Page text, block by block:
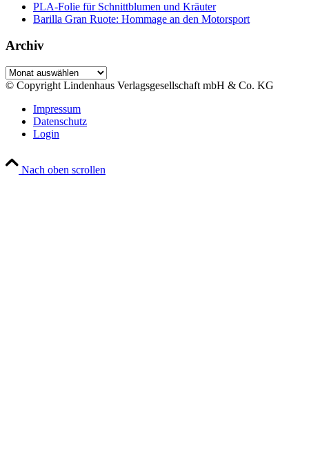
PLA-Folie für Schnittblumen und Kräuter
Barilla Gran Ruote: Hommage an den Motorsport
Archiv
Archiv
© Copyright Lindenhaus Verlagsgesellschaft mbH & Co. KG
Impressum
Datenschutz
Login
Nach oben scrollen